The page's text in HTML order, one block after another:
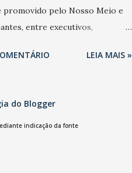
promovido pelo Nosso Meio e
entre executivos,
como um dos principais
Grupo 3corações, TikTok e M.
um momento em que
LEIA MAIS »
do Blogger
indicação da fonte